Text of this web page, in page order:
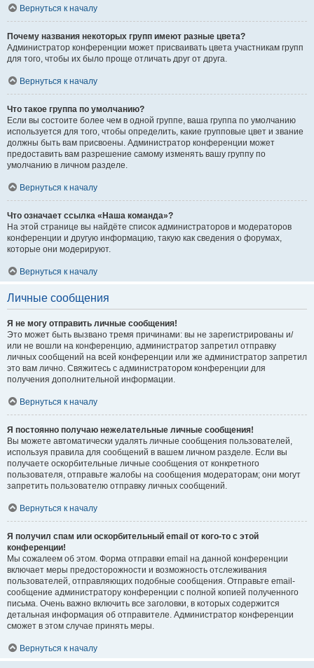
Вернуться к началу
Почему названия некоторых групп имеют разные цвета?
Администратор конференции может присваивать цвета участникам групп
для того, чтобы их было проще отличать друг от друга.
Вернуться к началу
Что такое группа по умолчанию?
Если вы состоите более чем в одной группе, ваша группа по умолчанию
используется для того, чтобы определить, какие групповые цвет и звание
должны быть вам присвоены. Администратор конференции может
предоставить вам разрешение самому изменять вашу группу по
умолчанию в личном разделе.
Вернуться к началу
Что означает ссылка «Наша команда»?
На этой странице вы найдёте список администраторов и модераторов
конференции и другую информацию, такую как сведения о форумах,
которые они модерируют.
Вернуться к началу
Личные сообщения
Я не могу отправить личные сообщения!
Это может быть вызвано тремя причинами: вы не зарегистрированы и/
или не вошли на конференцию, администратор запретил отправку
личных сообщений на всей конференции или же администратор запретил
это вам лично. Свяжитесь с администратором конференции для
получения дополнительной информации.
Вернуться к началу
Я постоянно получаю нежелательные личные сообщения!
Вы можете автоматически удалять личные сообщения пользователей,
используя правила для сообщений в вашем личном разделе. Если вы
получаете оскорбительные личные сообщения от конкретного
пользователя, отправьте жалобы на сообщения модераторам; они могут
запретить пользователю отправку личных сообщений.
Вернуться к началу
Я получил спам или оскорбительный email от кого-то с этой
конференции!
Мы сожалеем об этом. Форма отправки email на данной конференции
включает меры предосторожности и возможность отслеживания
пользователей, отправляющих подобные сообщения. Отправьте email-
сообщение администратору конференции с полной копией полученного
письма. Очень важно включить все заголовки, в которых содержится
детальная информация об отправителе. Администратор конференции
сможет в этом случае принять меры.
Вернуться к началу